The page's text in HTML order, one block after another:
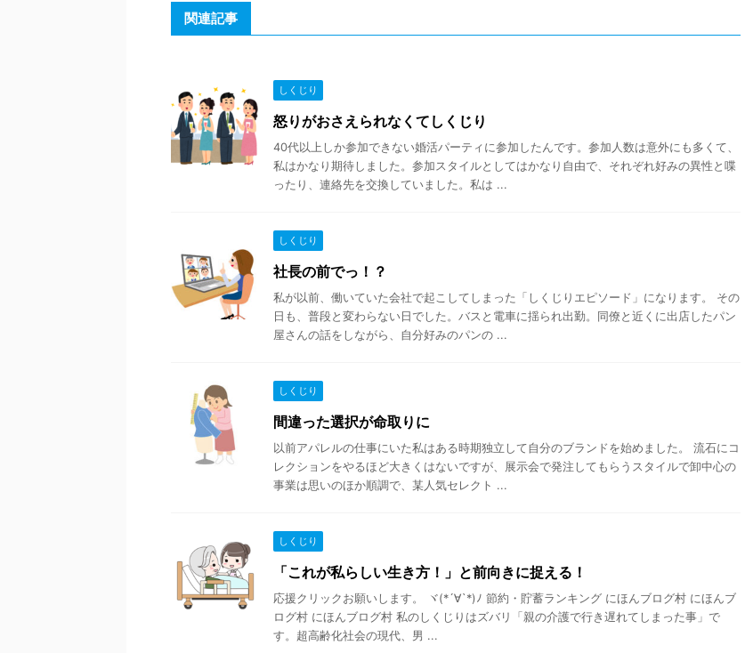
関連記事
しくじり
怒りがおさえられなくてしくじり
40代以上しか参加できない婚活パーティに参加したんです。参加人数は意外にも多くて、
私はかなり期待しました。参加スタイルとしてはかなり自由で、それぞれ好みの異性と喋
ったり、連絡先を交換していました。私は ...
しくじり
社長の前でっ！？
私が以前、働いていた会社で起こしてしまった「しくじりエピソード」になります。 その
日も、普段と変わらない日でした。バスと電車に揺られ出勤。同僚と近くに出店したパン
屋さんの話をしながら、自分好みのパンの ...
しくじり
間違った選択が命取りに
以前アパレルの仕事にいた私はある時期独立して自分のブランドを始めました。 流石にコ
レクションをやるほど大きくはないですが、展示会で発注してもらうスタイルで卸中心の
事業は思いのほか順調で、某人気セレクト ...
しくじり
「これが私らしい生き方！」と前向きに捉える！
応援クリックお願いします。 ヾ(*´∀`*)ﾉ 節約・貯蓄ランキング にほんブログ村 にほんブ
ログ村 にほんブログ村 私のしくじりはズバリ「親の介護で行き遅れてしまった事」で
す。超高齢化社会の現代、男 ...